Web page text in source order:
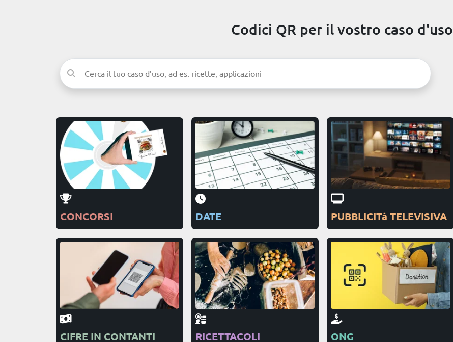
Codici QR per il vostro caso d'uso
CONCORSI
CIFRE IN CONTANTI
DATE
RICETTACOLI
PUBBLICITà TELEVISIVA
ONG